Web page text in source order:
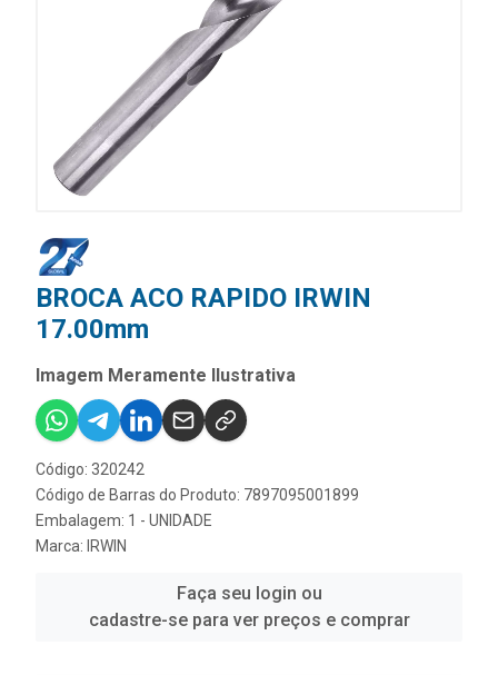
BROCA ACO RAPIDO IRWIN
17.00mm
Imagem Meramente Ilustrativa
Código: 320242
Código de Barras do Produto: 7897095001899
Embalagem: 1 - UNIDADE
Marca: IRWIN
Faça seu login ou
cadastre-se para ver preços e comprar